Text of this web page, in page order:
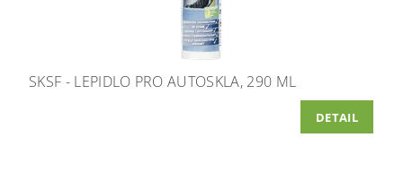
SKSF - LEPIDLO PRO AUTOSKLA, 290 ML
DETAIL